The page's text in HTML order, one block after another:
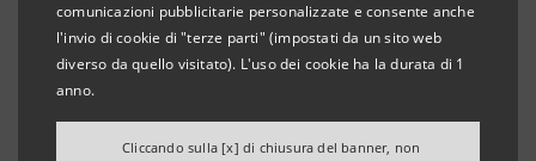
comunicazioni pubblicitarie personalizzate e consente anche
l'invio di cookie di "terze parti" (impostati da un sito web
diverso da quello visitato). L'uso dei cookie ha la durata di 1
anno.
Cliccando sulla [x] di chiusura del banner, non
Oscar di Bilancio 2021:
premiate Intesa Sanpaolo e
Fideuram - ISPB